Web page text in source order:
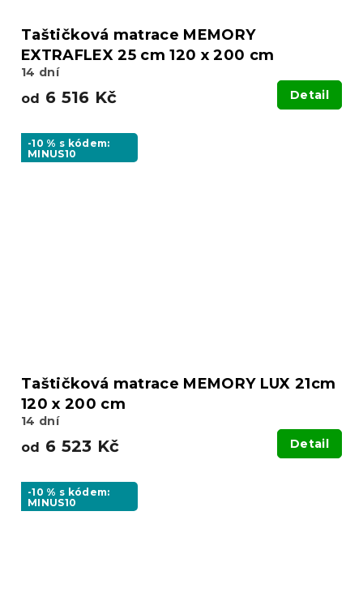
Taštičková matrace MEMORY
EXTRAFLEX 25 cm 120 x 200 cm
14 dní
od 6 516 Kč Detail
-10 % s kódem:
MINUS10
Taštičková matrace MEMORY LUX 21cm
120 x 200 cm
14 dní
od 6 523 Kč Detail
-10 % s kódem:
MINUS10